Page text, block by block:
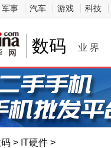
军事 汽车 游戏 科技
数码 业 界
> IT硬件 >